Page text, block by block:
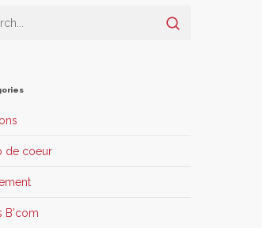
de coeur
B'com